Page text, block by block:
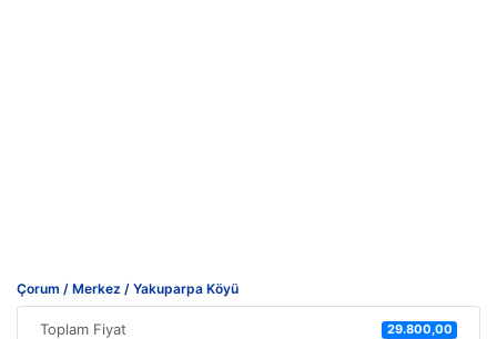
Çorum / Merkez / Yakuparpa Köyü
Toplam Fiyat 29.800,00